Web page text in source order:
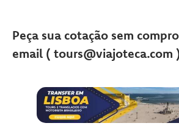
Peça sua cotação sem
email ( tours@viajoteca.com